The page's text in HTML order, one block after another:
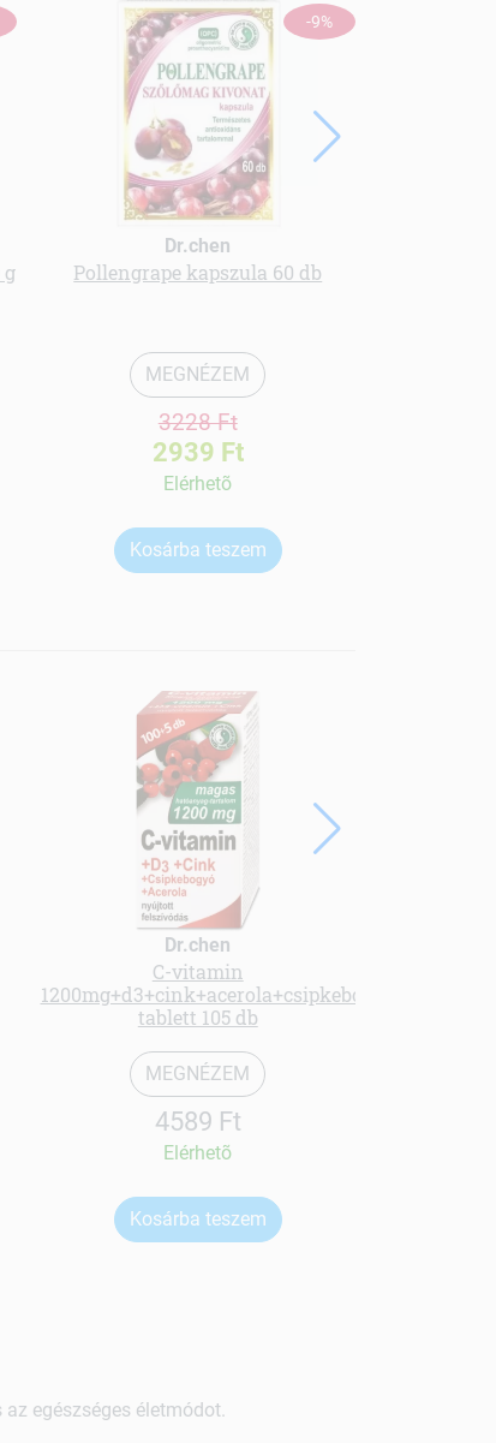
g
-9%
Dr.chen
Pollengrape kapszula 60 db
MEGNÉZEM
3228 Ft
2939 Ft
Elérhetõ
Kosárba teszem
Dr.chen
C-vitamin
1200mg+d3+cink+acerola+csipkebogyó
tablett 105 db
MEGNÉZEM
4589 Ft
Elérhetõ
Kosárba teszem
egészséges életmódot.